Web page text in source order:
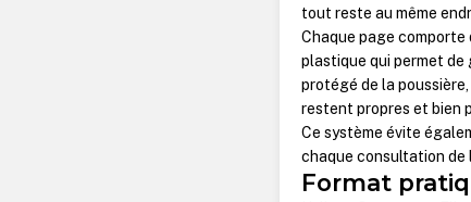
tout reste au même
Chaque page comporte
plastique qui permet
protégé de la
restent propres et bien
Ce système évite
chaque consultation de
Format